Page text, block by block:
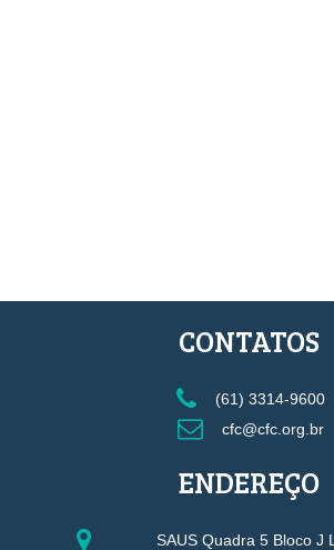
CONTATOS
(61) 3314-9600
cfc@cfc.org.br
ENDEREÇO
SAUS Quadra 5 Bloco J